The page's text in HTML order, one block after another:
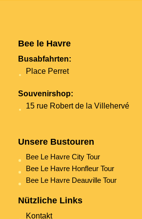
schlendern.
jugendlichen Kindern ganz klare
Bee le Havre
Busabfahrten:
Place Perret
Souvenirshop:
15 rue Robert de la Villehervé
Unsere Bustouren
Bee Le Havre City Tour
Bee Le Havre Honfleur Tour
Bee Le Havre Deauville Tour
Nützliche Links
Kontakt